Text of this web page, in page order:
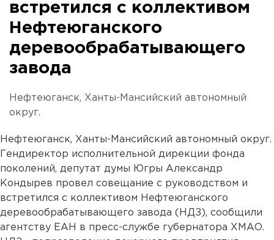
встретился с коллективом
Нефтеюганского
деревообрабатывающего
завода
Нефтеюганск, Ханты-Мансийский автономный
округ.
Нефтеюганск, Ханты-Мансийский автономный округ.
Гендиректор исполнительной дирекции фонда
поколений, депутат думы Югры Александр
Кондырев провел совещание с руководством и
встретился с коллективом Нефтеюганского
деревообрабатывающего завода (НДЗ), сообщили
агентству ЕАН в пресс-службе губернатора ХМАО.